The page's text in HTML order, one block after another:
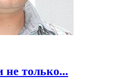
не только...